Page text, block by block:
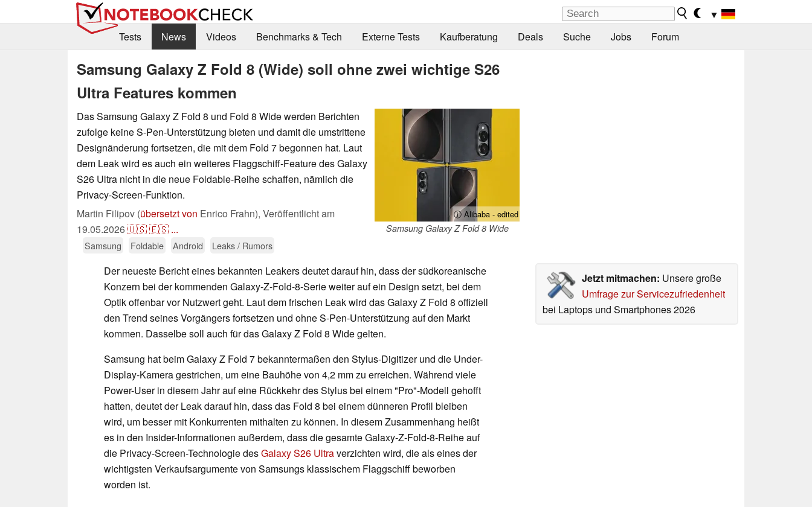
▼
Tests
News Videos Benchmarks & Tech Externe Tests Kaufberatung Deals Suche Jobs Forum
Samsung Galaxy Z Fold 8 (Wide) soll ohne zwei wichtige S26
Ultra Features kommen
ⓘ Alibaba - edited
Samsung Galaxy Z Fold 8 Wide
Das Samsung Galaxy Z Fold 8 und Fold 8 Wide werden Berichten
zufolge keine S-Pen-Unterstützung bieten und damit die umstrittene
Designänderung fortsetzen, die mit dem Fold 7 begonnen hat. Laut
dem Leak wird es auch ein weiteres Flaggschiff-Feature des Galaxy
S26 Ultra nicht in die neue Foldable-Reihe schaffen, nämlich die
Privacy-Screen-Funktion.
Martin Filipov (übersetzt von Enrico Frahn), Veröffentlicht am
19.05.2026🇺🇸🇪🇸 ...
Samsung Foldable Android Leaks / Rumors
Jetzt mitmachen: Unsere große
Umfrage zur Servicezufriedenheit
bei Laptops und Smartphones 2026
Der neueste Bericht eines bekannten Leakers deutet darauf hin, dass der südkoreanische
Konzern bei der kommenden Galaxy-Z-Fold-8-Serie weiter auf ein Design setzt, bei dem
Optik offenbar vor Nutzwert geht. Laut dem frischen Leak wird das Galaxy Z Fold 8 offiziell
den Trend seines Vorgängers fortsetzen und ohne S-Pen-Unterstützung auf den Markt
kommen. Dasselbe soll auch für das Galaxy Z Fold 8 Wide gelten.
Samsung hat beim Galaxy Z Fold 7 bekanntermaßen den Stylus-Digitizer und die Under-
Display-Kamera gestrichen, um eine Bauhöhe von 4,2 mm zu erreichen. Während viele
Power-User in diesem Jahr auf eine Rückkehr des Stylus bei einem "Pro"-Modell gehofft
hatten, deutet der Leak darauf hin, dass das Fold 8 bei einem dünneren Profil bleiben
wird, um besser mit Konkurrenten mithalten zu können. In diesem Zusammenhang heißt
es in den Insider-Informationen außerdem, dass die gesamte Galaxy-Z-Fold-8-Reihe auf
die Privacy-Screen-Technologie desGalaxy S26 Ultraverzichten wird, die als eines der
wichtigsten Verkaufsargumente von Samsungs klassischem Flaggschiff beworben
worden ist.